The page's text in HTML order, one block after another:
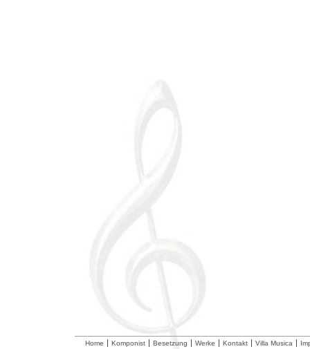
Home Komponist Besetzung Werke Kontakt Villa Musica